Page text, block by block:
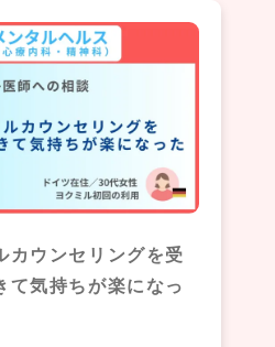
カウンセリングを受
て気持ちが楽になっ